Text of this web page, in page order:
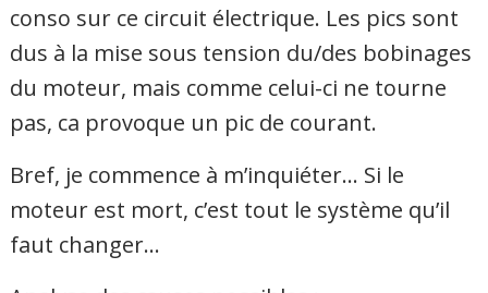
conso sur ce circuit électrique. Les pics sont
dus à la mise sous tension du/des bobinages
du moteur, mais comme celui-ci ne tourne
pas, ca provoque un pic de courant.
Bref, je commence à m’inquiéter… Si le
moteur est mort, c’est tout le système qu’il
faut changer…